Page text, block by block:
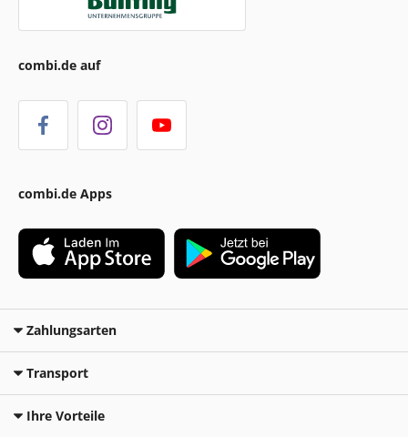
combi.de auf
combi.de Apps
Zahlungsarten
Transport
Ihre Vorteile